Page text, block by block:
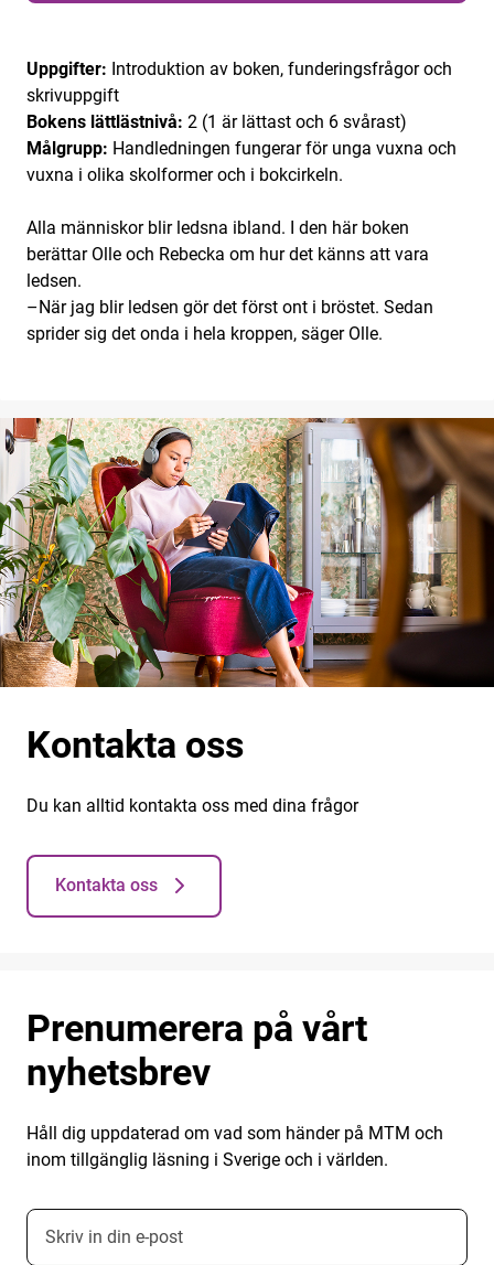
Uppgifter: Introduktion av boken, funderingsfrågor och
skrivuppgift
Bokens lättlästnivå: 2 (1 är lättast och 6 svårast)
Målgrupp: Handledningen fungerar för unga vuxna och
vuxna i olika skolformer och i bokcirkeln.
Alla människor blir ledsna ibland. I den här boken
berättar Olle och Rebecka om hur det känns att vara
ledsen.
–När jag blir ledsen gör det först ont i bröstet. Sedan
sprider sig det onda i hela kroppen, säger Olle.
Kontakta oss
Du kan alltid kontakta oss med dina frågor
Kontakta oss
Prenumerera på vårt
nyhetsbrev
Håll dig uppdaterad om vad som händer på MTM och
inom tillgänglig läsning i Sverige och i världen.
E-postadress nyhetsbrevsprenumeration